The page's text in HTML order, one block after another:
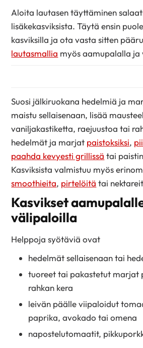
Aloita lautasen täyttäminen
lisäkekasviksista. Täytä ensin
kasviksilla ja ota vasta sitten
lautasmallia myös aamupalalla
Suosi jälkiruokana hedelmiä ja
maistu sellaisenaan, lisää
vaniljakastiketta, raejuustoa tai
hedelmät ja marjat paistoksiksi,
paahda kevyesti grillissä tai
Kasviksista valmistuu myös
smoothieita, pirtelöitä tai
Kasvikset
välipaloilla
Helppoja syötäviä ovat
hedelmät sellaisenaan tai
tuoreet tai pakastetut marjat
rahkan kera
leivän päälle viipaloidut
paprika, avokado tai omena
napostelutomaatit,